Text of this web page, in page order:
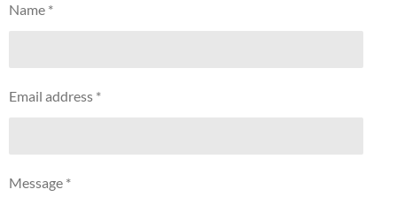
Name *
Email address *
Message *